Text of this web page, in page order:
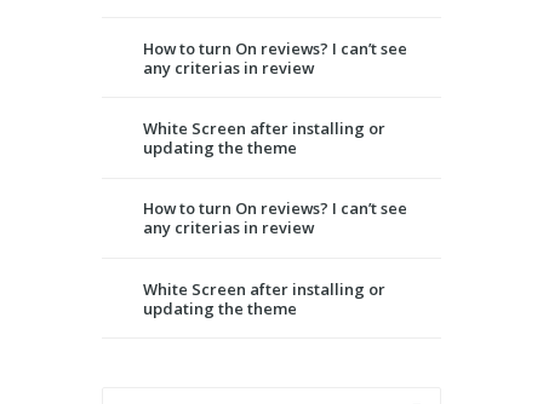
How to turn On reviews? I can’t see
any criterias in review
White Screen after installing or
updating the theme
How to turn On reviews? I can’t see
any criterias in review
White Screen after installing or
updating the theme